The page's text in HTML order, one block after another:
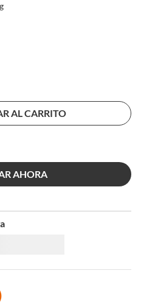
AL CARRITO
AHORA